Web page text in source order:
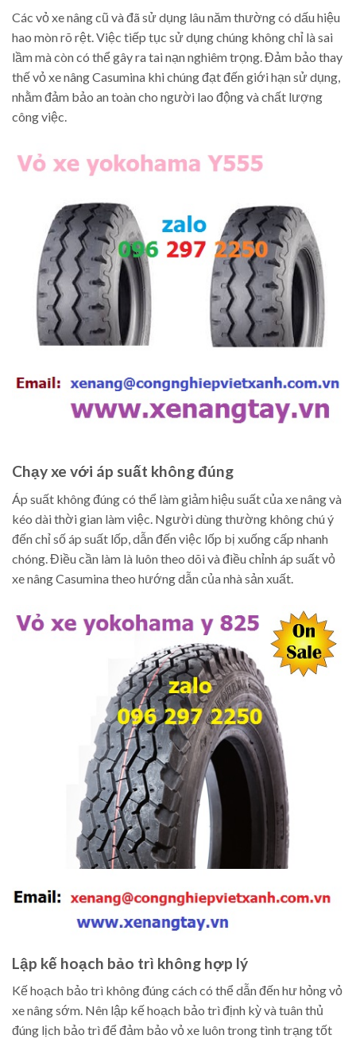
Các vỏ xe nâng cũ và đã sử dụng lâu năm thường có dấu hiệu
hao mòn rõ rệt. Việc tiếp tục sử dụng chúng không chỉ là sai
lầm mà còn có thể gây ra tai nạn nghiêm trọng. Đảm bảo thay
thế vỏ xe nâng Casumina khi chúng đạt đến giới hạn sử dụng,
nhằm đảm bảo an toàn cho người lao động và chất lượng
công việc.
Chạy xe với áp suất không đúng
Áp suất không đúng có thể làm giảm hiệu suất của xe nâng và
kéo dài thời gian làm việc. Người dùng thường không chú ý
đến chỉ số áp suất lốp, dẫn đến việc lốp bị xuống cấp nhanh
chóng. Điều cần làm là luôn theo dõi và điều chỉnh áp suất vỏ
xe nâng Casumina theo hướng dẫn của nhà sản xuất.
Lập kế hoạch bảo trì không hợp lý
Kế hoạch bảo trì không đúng cách có thể dẫn đến hư hỏng vỏ
xe nâng sớm. Nên lập kế hoạch bảo trì định kỳ và tuân thủ
đúng lịch bảo trì để đảm bảo vỏ xe luôn trong tình trạng tốt